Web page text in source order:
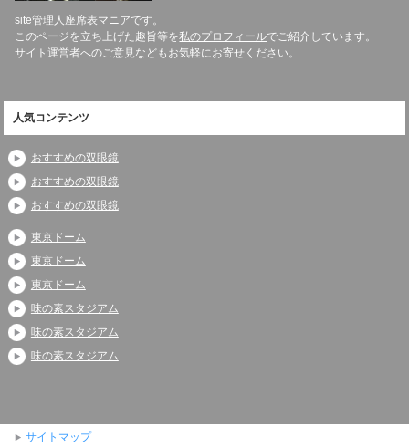
site管理人座席表マニアです。
このページを立ち上げた趣旨等を私のプロフィールでご紹介しています。
サイト運営者へのご意見などもお気軽にお寄せください。
人気コンテンツ
おすすめの双眼鏡
おすすめの双眼鏡
おすすめの双眼鏡
東京ドーム
東京ドーム
東京ドーム
味の素スタジアム
味の素スタジアム
味の素スタジアム
サイトマップ